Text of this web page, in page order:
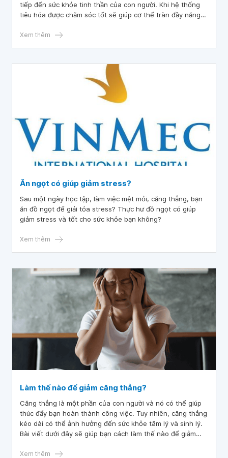
tiếp đến sức khỏe tinh thần của con người. Khi hệ thống
tiêu hóa được chăm sóc tốt sẽ giúp cơ thể tràn đầy năng
đặc biệt giữa hệ tiêu hóa và cảm xúc là gì hãy cùng tìm
Xem thêm
Ăn ngọt có giúp giảm stress?
Sau một ngày học tập, làm việc mệt mỏi, căng thẳng, bạn
ăn đồ ngọt để giải tỏa stress? Thực hư đồ ngọt có giúp
giảm stress và tốt cho sức khỏe bạn không?
Xem thêm
Làm thế nào để giảm căng thẳng?
Căng thẳng là một phần của con người và nó có thể giúp
thúc đẩy bạn hoàn thành công việc. Tuy nhiên, căng thẳng
kéo dài có thể ảnh hưởng đến sức khỏe tâm lý và sinh lý.
Bài viết dưới đây sẽ giúp bạn cách làm thế nào để giảm
Xem thêm